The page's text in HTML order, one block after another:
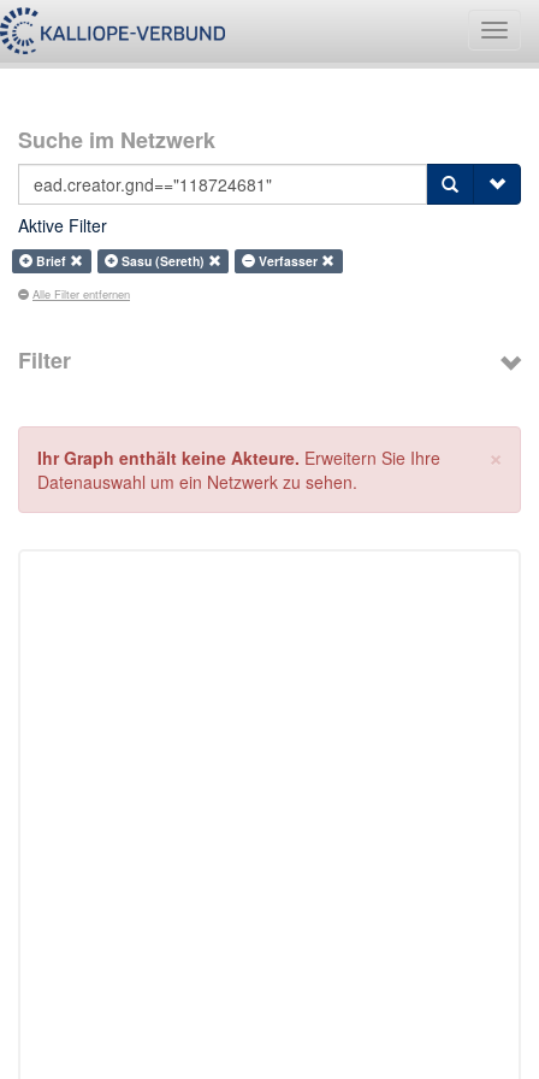
Suche im Netzwerk
Aktive Filter
Brief Sasu (Sereth) Verfasser
Alle Filter entfernen
Filter
×
Ihr Graph enthält keine Akteure. Erweitern Sie Ihre
Datenauswahl um ein Netzwerk zu sehen.